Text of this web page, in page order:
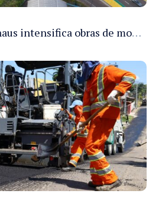
Prefeitura de Manaus intensifica obras de modernização no viaduto Miguel Arraes para ampliar segurança e acessibilidade na região